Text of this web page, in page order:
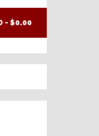
- $0.00